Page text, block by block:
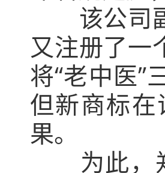
该公司副
又注册了一
将“老中医”
但新商标
果。
为此，郑